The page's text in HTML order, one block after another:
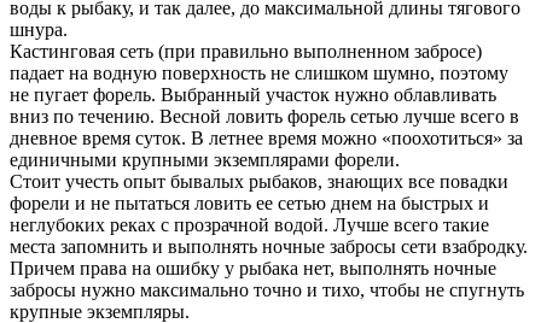
воды к рыбаку, и так далее, до максимальной длины тягового
шнура.
Кастинговая сеть (при правильно выполненном забросе)
падает на водную поверхность не слишком шумно, поэтому
не пугает форель. Выбранный участок нужно облавливать
вниз по течению. Весной ловить форель сетью лучше всего в
дневное время суток. В летнее время можно «поохотиться» за
единичными крупными экземплярами форели.
Стоит учесть опыт бывалых рыбаков, знающих все повадки
форели и не пытаться ловить ее сетью днем на быстрых и
неглубоких реках с прозрачной водой. Лучше всего такие
места запомнить и выполнять ночные забросы сети взабродку.
Причем права на ошибку у рыбака нет, выполнять ночные
забросы нужно максимально точно и тихо, чтобы не спугнуть
крупные экземпляры.